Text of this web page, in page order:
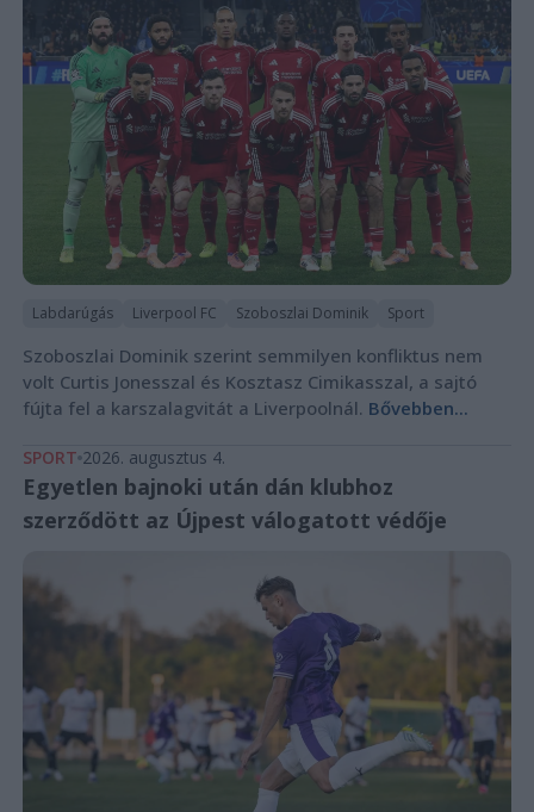
Labdarúgás Liverpool FC Szoboszlai Dominik Sport
Szoboszlai Dominik szerint semmilyen konfliktus nem
volt Curtis Jonesszal és Kosztasz Cimikasszal, a sajtó
fújta fel a karszalagvitát a Liverpoolnál. Bővebben...
SPORT 2026. augusztus 4.
Egyetlen bajnoki után dán klubhoz
szerződött az Újpest válogatott védője